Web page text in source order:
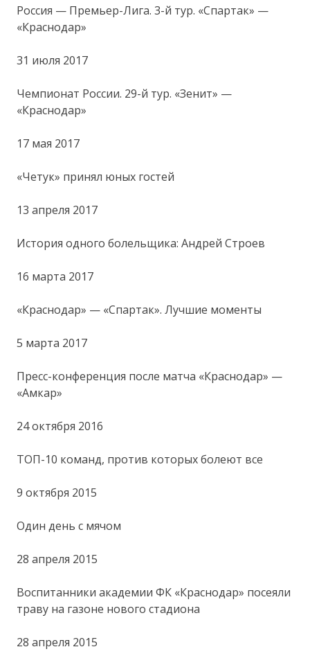
Россия — Премьер-Лига. 3-й тур. «Спартак» —
«Краснодар»
31 июля 2017
Чемпионат России. 29-й тур. «Зенит» —
«Краснодар»
17 мая 2017
«Четук» принял юных гостей
13 апреля 2017
История одного болельщика: Андрей Строев
16 марта 2017
«Краснодар» — «Спартак». Лучшие моменты
5 марта 2017
Пресс-конференция после матча «Краснодар» —
«Амкар»
24 октября 2016
ТОП-10 команд, против которых болеют все
9 октября 2015
Один день с мячом
28 апреля 2015
Воспитанники академии ФК «Краснодар» посеяли
траву на газоне нового стадиона
28 апреля 2015